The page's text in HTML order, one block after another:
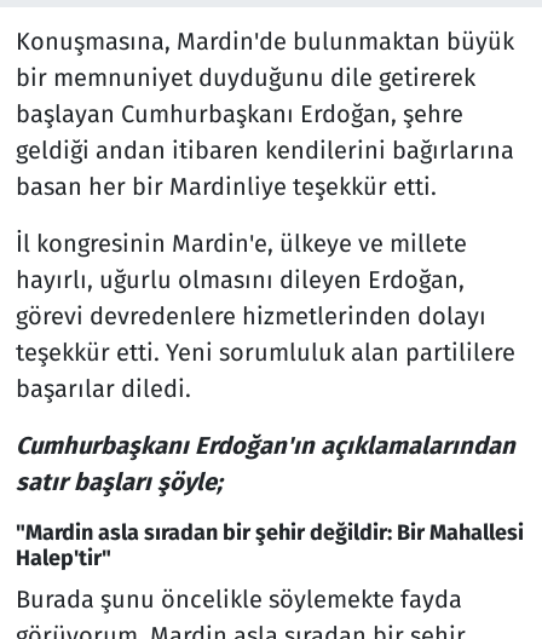
Konuşmasına, Mardin'de bulunmaktan büyük
bir memnuniyet duyduğunu dile getirerek
başlayan Cumhurbaşkanı Erdoğan, şehre
geldiği andan itibaren kendilerini bağırlarına
basan her bir Mardinliye teşekkür etti.
İl kongresinin Mardin'e, ülkeye ve millete
hayırlı, uğurlu olmasını dileyen Erdoğan,
görevi devredenlere hizmetlerinden dolayı
teşekkür etti. Yeni sorumluluk alan partililere
başarılar diledi.
Cumhurbaşkanı Erdoğan'ın açıklamalarından
satır başları şöyle;
"Mardin asla sıradan bir şehir değildir: Bir Mahallesi
Halep'tir"
Burada şunu öncelikle söylemekte fayda